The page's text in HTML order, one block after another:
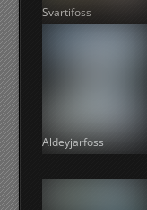
Svartifoss
Aldeyjarfoss